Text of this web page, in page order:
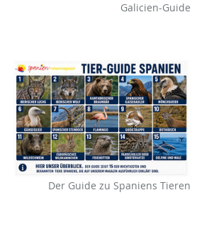
Galicien-Guide
Der Guide zu Spaniens Tieren